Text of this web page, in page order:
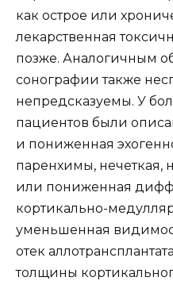
как острое или
лекарственная
позже. Аналогичным
сонографии также
непредсказуемы. У
пациентов были
и пониженная
паренхимы, нечеткая,
или пониженная
кортикально-
уменьшенная
отек
толщины